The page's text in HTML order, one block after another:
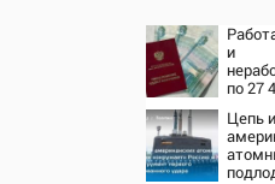
и
по 27
Цепь